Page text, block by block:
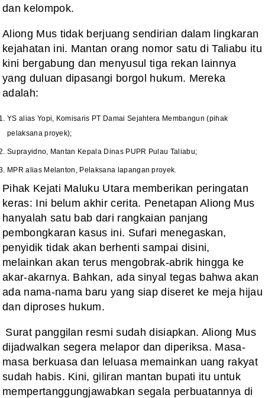
dan kelompok.
Aliong Mus tidak berjuang sendirian dalam lingkaran
kejahatan ini. Mantan orang nomor satu di Taliabu itu
kini bergabung dan menyusul tiga rekan lainnya
yang duluan dipasangi borgol hukum. Mereka
adalah:
YS alias Yopi, Komisaris PT Damai Sejahtera Membangun (pihak
pelaksana proyek);
Suprayidno, Mantan Kepala Dinas PUPR Pulau Taliabu;
MPR alias Melanton, Pelaksana lapangan proyek.
Pihak Kejati Maluku Utara memberikan peringatan
keras: Ini belum akhir cerita. Penetapan Aliong Mus
hanyalah satu bab dari rangkaian panjang
pembongkaran kasus ini. Sufari menegaskan,
penyidik tidak akan berhenti sampai disini,
melainkan akan terus mengobrak-abrik hingga ke
akar-akarnya. Bahkan, ada sinyal tegas bahwa akan
ada nama-nama baru yang siap diseret ke meja hijau
dan diproses hukum.
Surat panggilan resmi sudah disiapkan. Aliong Mus
dijadwalkan segera melapor dan diperiksa. Masa-
masa berkuasa dan leluasa memainkan uang rakyat
sudah habis. Kini, giliran mantan bupati itu untuk
mempertanggungjawabkan segala perbuatannya di